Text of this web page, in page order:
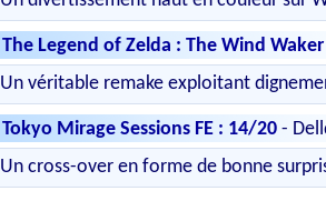
The Legend of Zelda : The Wind
Un véritable remake exploitant
Tokyo Mirage Sessions FE : 14/20 -
Un cross-over en forme de bonne